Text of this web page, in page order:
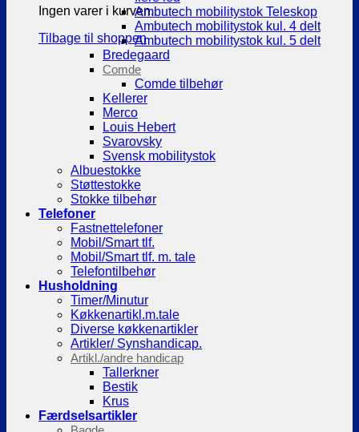
Ingen varer i kurven.
Tilbage til shoppen
Ambutech mobilitystok Teleskop
Ambutech mobilitystok kul. 4 delt
Ambutech mobilitystok kul. 5 delt
Bredegaard
Comde
Comde tilbehør
Kellerer
Merco
Louis Hebert
Svarovsky
Svensk mobilitystok
Albuestokke
Støttestokke
Stokke tilbehør
Telefoner
Fastnettelefoner
Mobil/Smart tlf.
Mobil/Smart tlf. m. tale
Telefontilbehør
Husholdning
Timer/Minutur
Køkkenartikl.m.tale
Diverse køkkenartikler
Artikler/ Synshandicap.
Artikl./andre handicap
Tallerkner
Bestik
Krus
Færdselsartikler